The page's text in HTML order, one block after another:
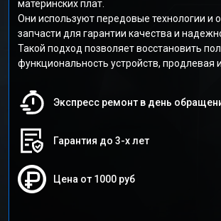
материнских плат.
Они используют передовые технологии и
запчасти для гарантии качества и
Такой подход позволяет восстановить
функциональность устройств, продлевая
Экспресс ремонт в день
Гарантия до 3-х лет
Цена от 1000 руб